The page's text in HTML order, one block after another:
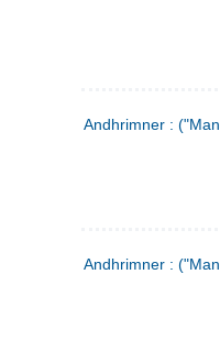
Andhrimner :
Andhrimner :